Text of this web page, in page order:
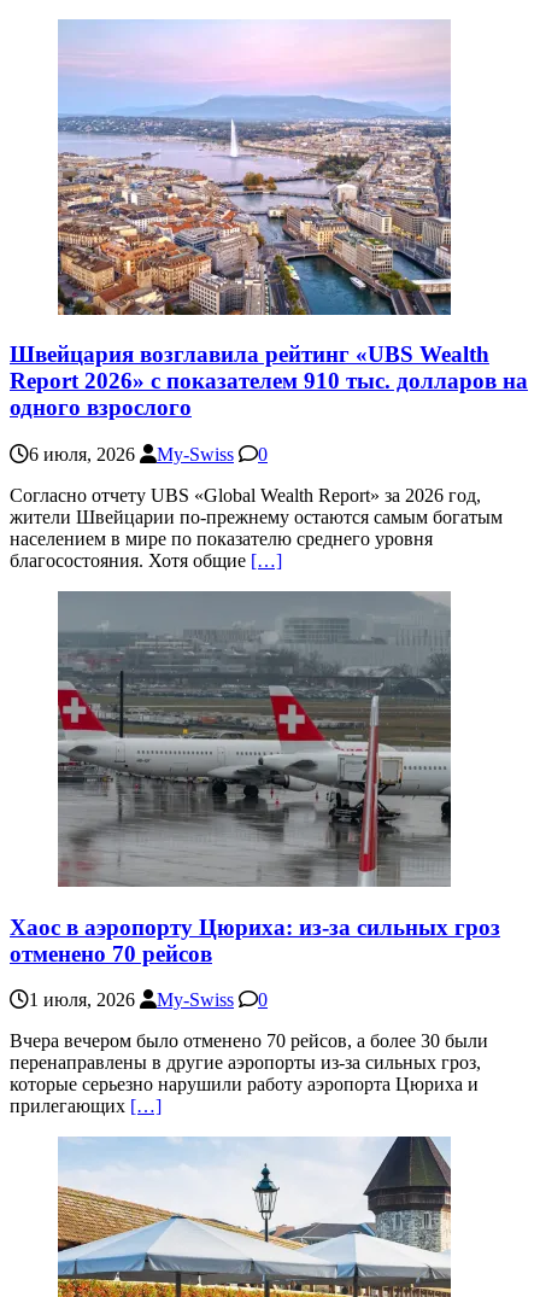
Швейцария возглавила рейтинг «UBS Wealth
Report 2026» с показателем 910 тыс. долларов на
одного взрослого
6 июля, 2026 My-Swiss
0
Согласно отчету UBS «Global Wealth Report» за 2026 год,
жители Швейцарии по-прежнему остаются самым богатым
населением в мире по показателю среднего уровня
благосостояния. Хотя общие […]
Хаос в аэропорту Цюриха: из-за сильных гроз
отменено 70 рейсов
1 июля, 2026 My-Swiss
0
Вчера вечером было отменено 70 рейсов, а более 30 были
перенаправлены в другие аэропорты из-за сильных гроз,
которые серьезно нарушили работу аэропорта Цюриха и
прилегающих […]